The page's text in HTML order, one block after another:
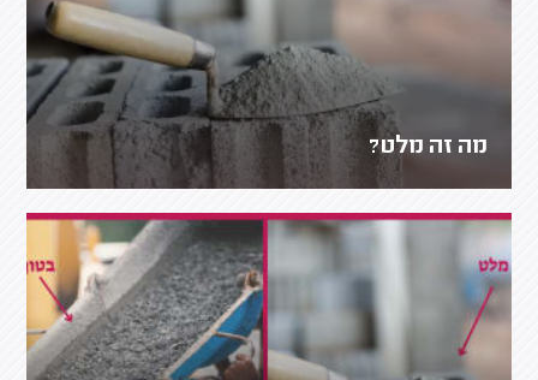
מה זה מלט?